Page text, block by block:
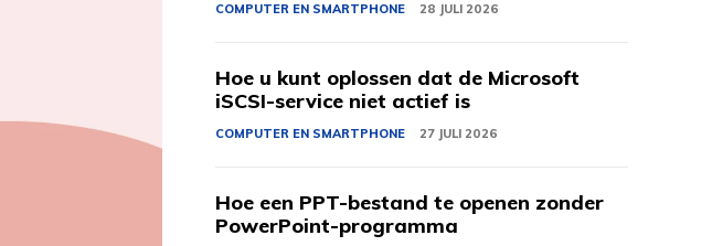
COMPUTER EN SMARTPHONE 28 JULI 2026
Hoe u kunt oplossen dat de Microsoft
iSCSI-service niet actief is
COMPUTER EN SMARTPHONE 27 JULI 2026
Hoe een PPT-bestand te openen zonder
PowerPoint-programma